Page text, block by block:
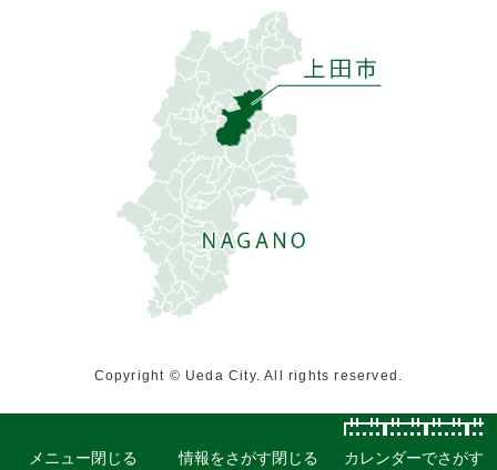
メニュー閉じる 情報をさがす閉じる カレンダーでさがす
Copyright © Ueda City. All rights reserved.